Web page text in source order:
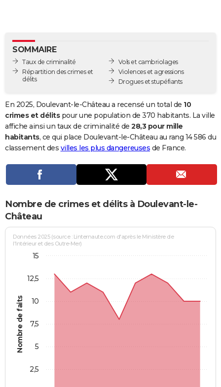
BONS PLANS
CARTE DE VOEUX
Dictionnaire
Biographies
Citations
Expressions
Proverbes
PROGRAMME TV
S'inscrire
Se connecter
Lycées
Collèges
Primaires
Universités
Entreprises
Service militaire
Avis de recherche
AVIS DE DÉCÈS
SOMMAIRE
Taux de criminalité
Répartition des crimes et
délits
Vols et cambriolages
Violences et agressions
Drogues et stupéfiants
En 2025, Doulevant-le-Château a recensé un total de 10
crimes et délitspour une population de 370 habitants. La ville
affiche ainsi un taux de criminalité de 28,3 pour mille
habitants, ce qui place Doulevant-le-Château au rang 14 586 du
classement des villes les plus dangereuses de France.
Nombre de crimes et délits à Doulevant-le-
Château
Nombre de faits
Données 2025 (source : Linternaute.com d'après le Ministère de
l'Intérieur et des Outre-Mer)
2,5
5
7,5
10
12,5
15